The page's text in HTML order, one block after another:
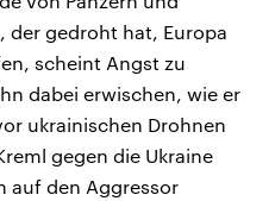
der gedroht hat, Europa
scheint Angst zu
dabei erwischen, wie er
ukrainischen Drohnen
gegen die Ukraine
auf den Aggressor